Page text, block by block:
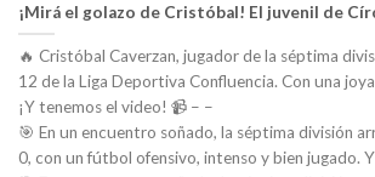
¡Mirá el golazo de Cristóbal! El juvenil de
🔥 Cristóbal Caverzan, jugador de la séptima
12 de la Liga Deportiva Confluencia. Con una
¡Y tenemos el video! 📹 – –
🎯 En un encuentro soñado, la séptima división
0, con un fútbol ofensivo, intenso y bien jugado.